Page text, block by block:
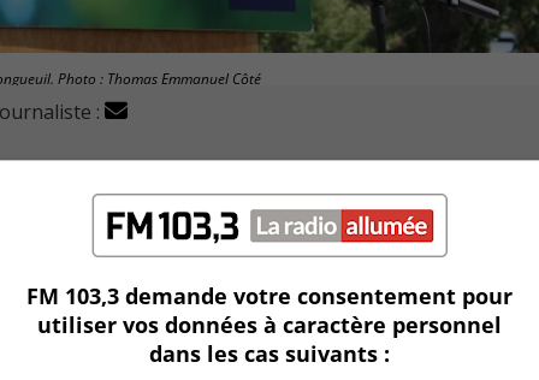
Photo : Thomas Emmanuel Côté
:
de passage au parc Saint-Mark, dans le Vieux-
un pesticide exclusivement produit par
parle de reconsidérer le seuil maximum de
de l’augmenter.
FM 103,3 demande votre consentement pour
utiliser vos données à caractère personnel
dans les cas suivants :